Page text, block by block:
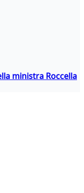
ministra Roccella